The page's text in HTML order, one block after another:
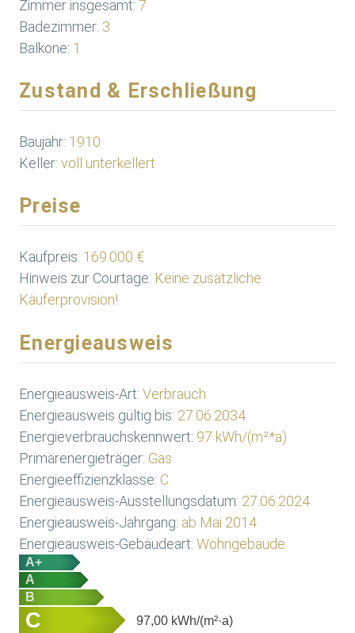
Zimmer insgesamt: 7
Badezimmer: 3
Balkone: 1
Zustand & Erschließung
Baujahr: 1910
Keller: voll unterkellert
Preise
Kaufpreis: 169.000 €
Hinweis zur Courtage: Keine zusätzliche
Käuferprovision!
Energieausweis
Energieausweis-Art: Verbrauch
Energieausweis gültig bis: 27.06.2034
Energieverbrauchskennwert: 97 kWh/(m²*a)
Primärenergieträger: Gas
Energieeffizienzklasse: C
Energieausweis-Ausstellungsdatum: 27.06.2024
Energieausweis-Jahrgang: ab Mai 2014
Energieausweis-Gebäudeart: Wohngebäude
A+
A
B
C 97,00 kWh/(m²·a)